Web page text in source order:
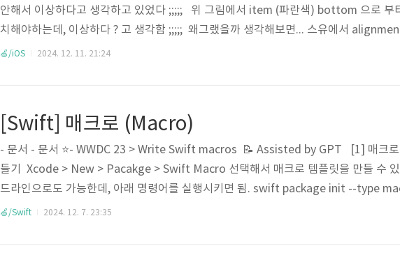
안해서 이상하다고 생각하고 있었다 ;;;;; 위 그림에서 item (파란색) bottom 으로 부
치해야하는데, 이상하다 ? 고 생각함 ;;;;; 왜그랬을까 생각해보면... 스유에서
쪽으로 들어간다고 생각했지 않을까 ? 갑자기 떠오르는 SwiftUI 초창기 시절에 들었
🍏/iOS 2024. 12. 11. 21:24
[Swift] 매크로 (Macro)
- 문서 - 문서 ⭐️- WWDC 23 > Write Swift macros 📝 Assisted by GPT [1] 매크로
들기 Xcode > New > Pacakge > Swift Macro 선택해서 매크로 템플릿을 만들 수
드라인으로도 가능한데, 아래 명령어를 실행시키면 됨. swift package init --type
어보면 기본적으로 ㄴ dependency 로 swift-syntax 가 걸려있음.ㄴ WWDC 에서 소
🍏/Swift 2024. 12. 7. 23:35